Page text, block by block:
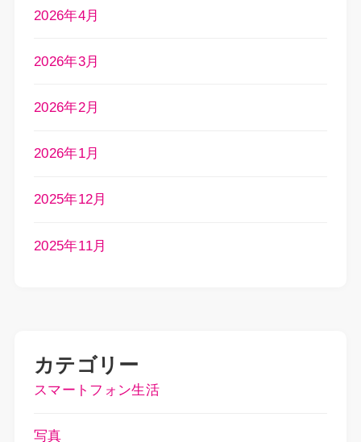
2026年4月
2026年3月
2026年2月
2026年1月
2025年12月
2025年11月
カテゴリー
スマートフォン生活
写真